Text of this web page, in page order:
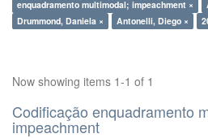
enquadramento multimodal; impeachment ×
Drummond, Daniela ×
Antonelli, Diego ×
Now showing items 1-1 of 1
Codificação enquadramento
impeachment